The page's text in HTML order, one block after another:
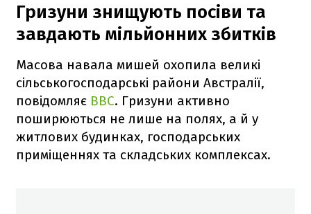
Гризуни знищують посіви та
завдають мільйонних збитків
Масова навала мишей охопила великі
сільськогосподарські райони Австралії,
повідомляє BBC. Гризуни активно
поширюються не лише на полях, а й у
житлових будинках, господарських
приміщеннях та складських комплексах.